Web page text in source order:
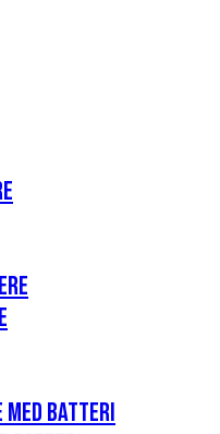
med batteri